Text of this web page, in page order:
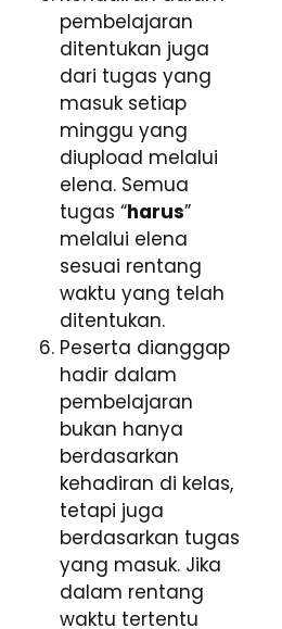
pembelajaran
ditentukan juga
dari tugas yang
masuk setiap
minggu yang
diupload melalui
elena. Semua
tugas “harus”
melalui elena
sesuai rentang
waktu yang telah
ditentukan.
Peserta dianggap
hadir dalam
pembelajaran
bukan hanya
berdasarkan
kehadiran di kelas,
tetapi juga
berdasarkan tugas
yang masuk. Jika
dalam rentang
waktu tertentu